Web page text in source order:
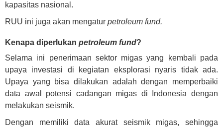
kapasitas nasional.
RUU ini juga akan mengatur petroleum fund.
Kenapa diperlukan petroleum fund?
Selama ini penerimaan sektor migas yang kembali pada
upaya investasi di kegiatan eksplorasi nyaris tidak ada.
Upaya yang bisa dilakukan adalah dengan memperbaiki
data awal potensi cadangan migas di Indonesia dengan
melakukan seismik.
Dengan memiliki data akurat seismik migas, sehingga